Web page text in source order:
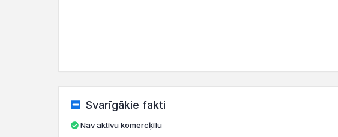
Svarīgākie fakti
Nav aktīvu komercķīlu